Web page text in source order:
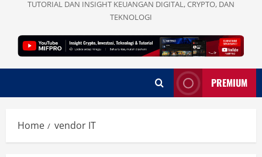
TUTORIAL DAN INSIGHT KEUANGAN DIGITAL, CRYPTO, DAN
TEKNOLOGI
PREMIUM
Home vendor IT